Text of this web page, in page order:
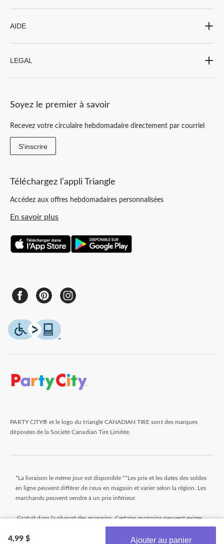
4,99 $ Ajouter au panier
AIDE
LEGAL
Soyez le premier à savoir
Recevez votre circulaire hebdomadaire directement par courriel
S'inscrire
Téléchargez l’appli Triangle
Accédez aux offres hebdomadaires personnalisées
En savoir plus
PARTY CITY® et le logo du triangle CANADIAN TIRE sont des marques
déposées de la Société Canadian Tire Limitée.
*La livraison le même jour est disponible **Les prix et les dates des soldes
en ligne peuvent différer de ceux en magasin et varier selon la région. Les
marchands peuvent vendre à un prix inférieur.
Gratuit dans la plupart des magasins. Certains magasins peuvent exiger
un montant minimum minimal pour commander (avant taxes). Les
commandes qui n'atteignent pas ce montant seront assujetties à un petit